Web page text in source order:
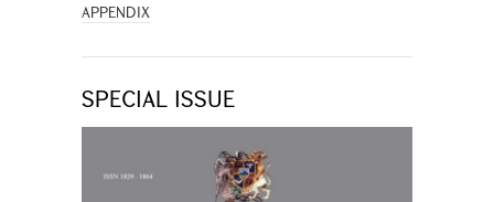
APPENDIX
SPECIAL ISSUE